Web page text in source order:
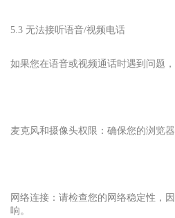
5.3 无法接听语音/视频电话
如果您在语音或视频通话时遇到问题
麦克风和摄像头权限：确保您的浏览
网络连接：请检查您的网络稳定性，
响。